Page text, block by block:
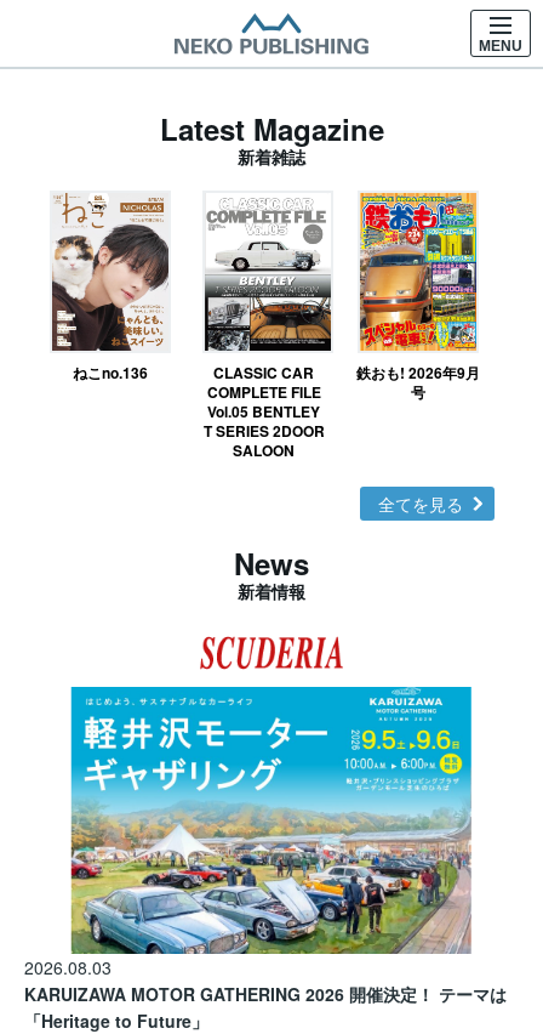
MENU
Latest Magazine
新着雑誌
ねこno.136
CLASSIC CAR
COMPLETE FILE
Vol.05 BENTLEY
T SERIES 2DOOR
SALOON
鉄おも! 2026年9月
号
全てを見る
News
新着情報
2026.08.03
KARUIZAWA MOTOR GATHERING 2026 開催決定！ テーマは
「Heritage to Future」